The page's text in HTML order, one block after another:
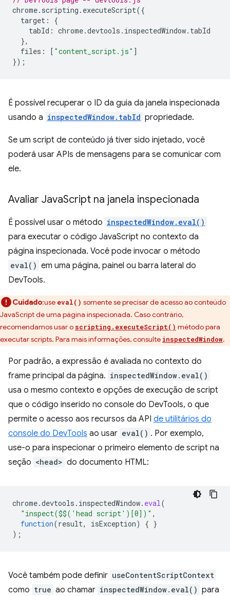
chrome. scripting . executeScript({
target :
{
tabId : chrome.devtools . inspectedWindow. tabId
},
files : [ "content_script.js" ]
});
É possível recuperar o ID da guia da janela inspecionada
usando a inspectedWindow.tabId propriedade.
Se um script de conteúdo já tiver sido injetado, você
poderá usar APIs de mensagens para se comunicar com
ele.
Avaliar JavaScript na janela inspecionada
É possível usar o método inspectedWindow.eval()
para executar o código JavaScript no contexto da
página inspecionada. Você pode invocar o método
eval() em uma página, painel ou barra lateral do
DevTools.
Cuidado:use eval() somente se precisar de acesso ao conteúdo
JavaScript de uma página inspecionada. Caso contrário,
recomendamos usar o scripting.executeScript() método para
executar scripts. Para mais informações, consulte inspectedWindow.
Por padrão, a expressão é avaliada no contexto do
frame principal da página. inspectedWindow.eval()
usa o mesmo contexto e opções de execução de script
que o código inserido no console do DevTools, o que
permite o acesso aos recursos da API de utilitários do
console do DevTools ao usar eval() . Por exemplo,
use-o para inspecionar o primeiro elemento de script na
seção <head> do documento HTML:
chrome.devtools . inspectedWindow. eval(
"inspect($$('head script')[0])" ,
function(result, isException) { }
);
Você também pode definir useContentScriptContext
como true ao chamar inspectedWindow.eval() para